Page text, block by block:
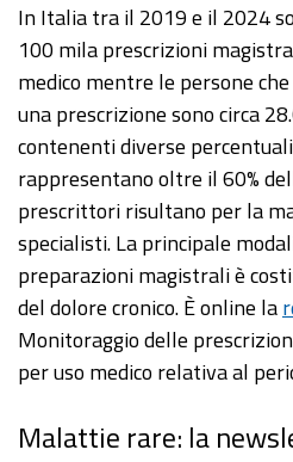
In Italia tra il 2019 e il 2024
100 mila prescrizioni
medico mentre le persone
una prescrizione sono circa
contenenti diverse percentuali
rappresentano oltre il 60%
prescrittori risultano per la
specialisti. La principale
preparazioni magistrali è
del dolore cronico. È online la
Monitoraggio delle
per uso medico relativa al
Malattie rare: la